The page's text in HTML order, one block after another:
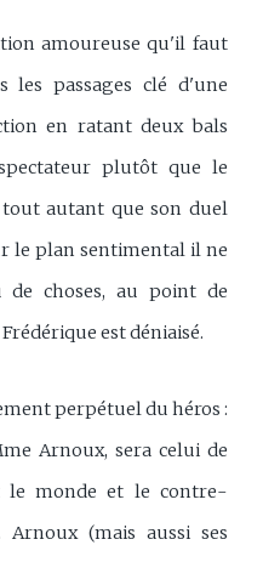
amoureuse qu'il faut
les passages clé d'une
en ratant deux bals
plutôt que le
tout autant que son duel
le plan sentimental il ne
choses, au point de
est déniaisé.
perpétuel du héros :
Arnoux, sera celui de
le monde et le contre-
(mais aussi ses